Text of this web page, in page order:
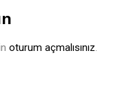
oturum açmalısınız.